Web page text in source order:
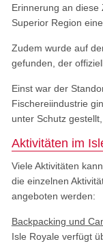
Erinnerung an diese
Superior Region
Zudem wurde auf
gefunden, der
Einst war der
Fischereiindustrie
unter Schutz
Aktivitäten im
Viele Aktivitäten
die einzelnen
angeboten werden:
Backpacking und
Isle Royale verfügt